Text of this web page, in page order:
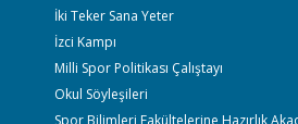
İki Teker Sana Yeter
İzci Kampı
Milli Spor Politikası Çalıştayı
Okul Söyleşileri
Spor Bilimleri Fakültelerine Hazırlık